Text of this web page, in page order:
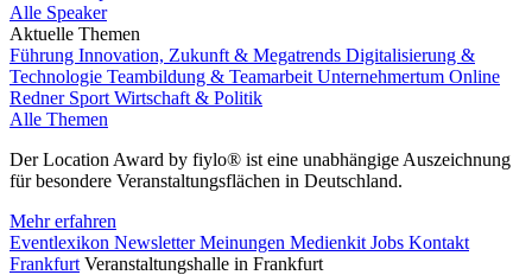
Alle Speaker
Aktuelle Themen
Führung Innovation, Zukunft & Megatrends Digitalisierung &
Technologie Teambildung & Teamarbeit Unternehmertum Online
Redner Sport Wirtschaft & Politik
Alle Themen
Der Location Award by fiylo® ist eine unabhängige Auszeichnung
für besondere Veranstaltungsflächen in Deutschland.
Mehr erfahren
Eventlexikon NewsletterMeinungen Medienkit Jobs Kontakt
Frankfurt Veranstaltungshalle in Frankfurt